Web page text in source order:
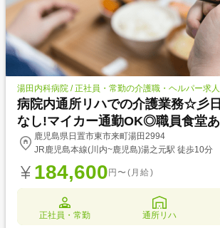
湯田内科病院 / 正社員・常勤の介護職・ヘルパー求人
病院内通所リハでの介護業務☆彡
なし!マイカー通勤OK◎職員食堂
鹿児島県日置市東市来町湯田2994
JR鹿児島本線(川内~鹿児島)湯之元駅 徒歩10分
184,600 円〜(月給)
正社員・常勤 通所リハ